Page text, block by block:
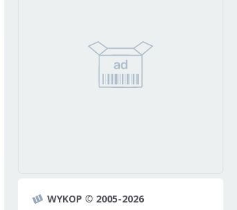
WYKOP © 2005-2026